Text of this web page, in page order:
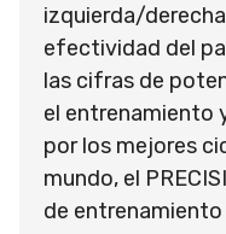
izquierda/
efectividad del
las cifras de
el entrenamiento
por los mejores
mundo, el
de